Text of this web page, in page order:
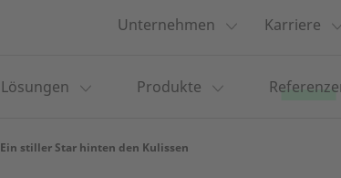
Unternehmen Karriere
Lösungen Produkte
Ein stiller Star hinten den Kulissen